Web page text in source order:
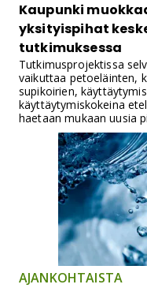
Kaupunki
yksityispihat
tutkimuksessa
Tutkimusprojektissa
vaikuttaa petoeläinten,
supikoirien,
käyttäytymiskokeina
haetaan mukaan uusia
kokeisiin, joissa
niiden käyttäytymistä.
AJANKOHTAISTA